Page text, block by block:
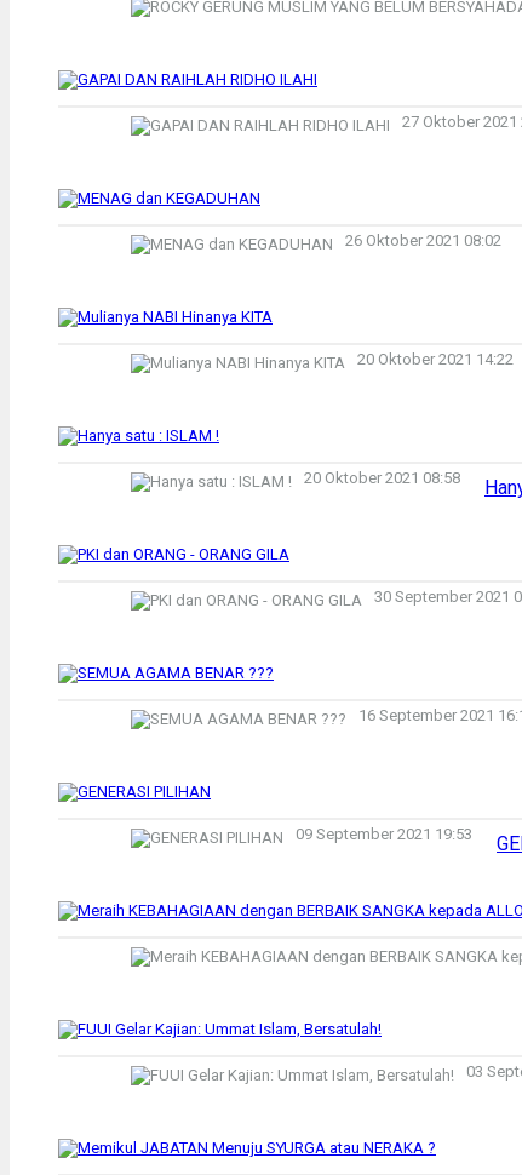
27 Oktober 2021
26 Oktober 2021 08:02
20 Oktober 2021 14:22
20 Oktober 2021 08:58
30 September 2021
16 September 2021
09 September 2021 19:53
03